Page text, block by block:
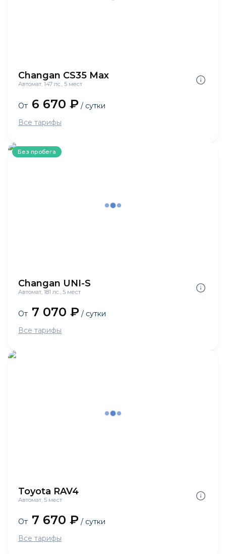
Changan CS35 Max
Автомат, 147 лс., 5 мест
От 6 670 ₽ / сутки
Все тарифы
Без пробега
Changan UNI-S
Автомат, 181 лс., 5 мест
От 7 070 ₽ / сутки
Все тарифы
Toyota RAV4
Автомат, 5 мест
От 7 670 ₽ / сутки
Все тарифы